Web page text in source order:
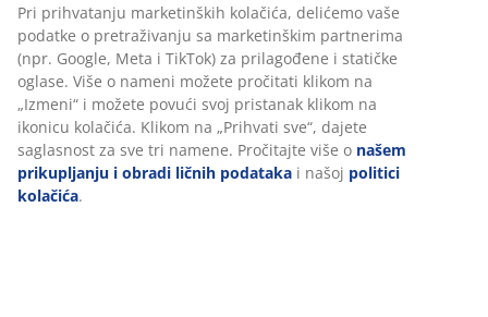
Pri prihvatanju marketinških kolačića, delićemo vaše
podatke o pretraživanju sa marketinškim partnerima
(npr. Google, Meta i TikTok) za prilagođene i statičke
oglase. Više o nameni možete pročitati klikom na
„Izmeni“ i možete povući svoj pristanak klikom na
ikonicu kolačića. Klikom na „Prihvati sve“, dajete
saglasnost za sve tri namene. Pročitajte više o našem
prikupljanju i obradi ličnih podataka i našoj politici
kolačića.